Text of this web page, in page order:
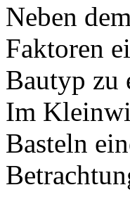
Neben
Faktoren
Bautyp zu
Im
Basteln